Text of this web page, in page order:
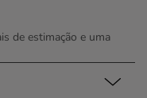
de estimação e uma